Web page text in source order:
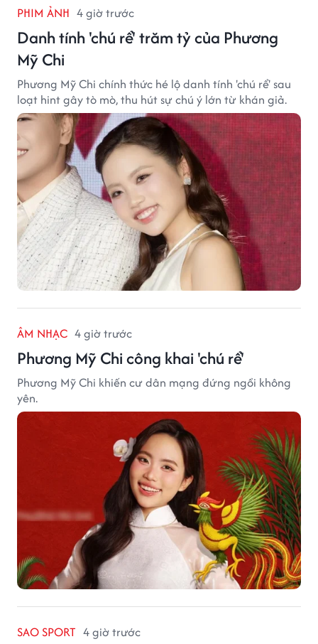
PHIM ẢNH 4 giờ trước
Danh tính 'chú rể' trăm tỷ của Phương
Mỹ Chi
Phương Mỹ Chi chính thức hé lộ danh tính 'chú rể' sau
loạt hint gây tò mò, thu hút sự chú ý lớn từ khán giả.
ÂM NHẠC 4 giờ trước
Phương Mỹ Chi công khai 'chú rể'
Phương Mỹ Chi khiến cư dân mạng đứng ngồi không
yên.
SAO SPORT 4 giờ trước